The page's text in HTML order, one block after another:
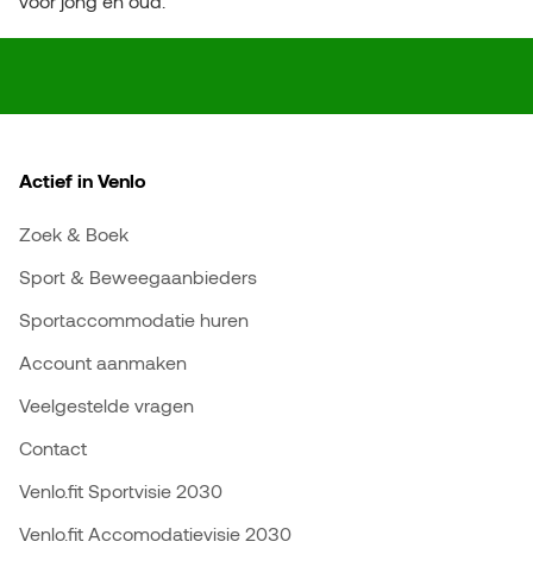
Actief in Venlo
Zoek & Boek
Sport & Beweegaanbieders
Sportaccommodatie huren
Account aanmaken
Veelgestelde vragen
Contact
Venlo.fit Sportvisie 2030
Venlo.fit Accomodatievisie 2030